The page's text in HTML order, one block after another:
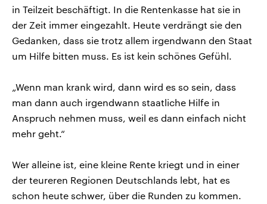
in Teilzeit beschäftigt. In die Rentenkasse hat sie in
der Zeit immer eingezahlt. Heute verdrängt sie den
Gedanken, dass sie trotz allem irgendwann den Staat
um Hilfe bitten muss. Es ist kein schönes Gefühl.
„Wenn man krank wird, dann wird es so sein, dass
man dann auch irgendwann staatliche Hilfe in
Anspruch nehmen muss, weil es dann einfach nicht
mehr geht.“
Wer alleine ist, eine kleine Rente kriegt und in einer
der teureren Regionen Deutschlands lebt, hat es
schon heute schwer, über die Runden zu kommen.